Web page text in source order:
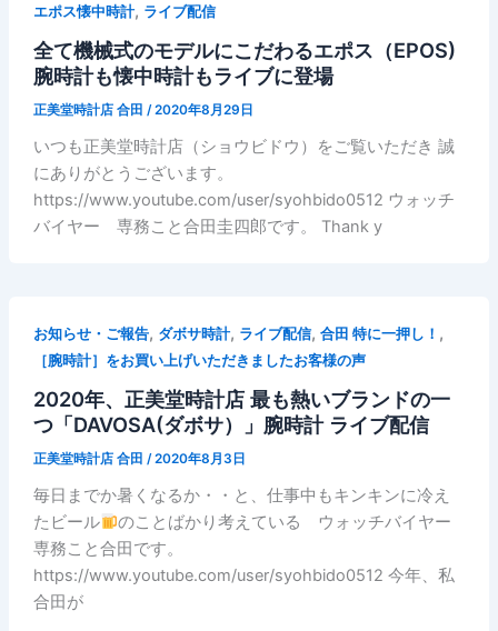
エポス懐中時計, ライブ配信
全て機械式のモデルにこだわるエポス（EPOS)
腕時計も懐中時計もライブに登場
正美堂時計店 合田 /2020年8月29日
いつも正美堂時計店（ショウビドウ）をご覧いただき 誠
にありがとうございます。
https://www.youtube.com/user/syohbido0512 ウォッチ
バイヤー 専務こと合田圭四郎です。 Thank y
お知らせ・ご報告, ダボサ時計, ライブ配信, 合田 特に一押し！ ,
［腕時計］をお買い上げいただきましたお客様の声
2020年、正美堂時計店 最も熱いブランドの一
つ「DAVOSA(ダボサ）」腕時計 ライブ配信
正美堂時計店 合田 /2020年8月3日
毎日までか暑くなるか・・と、仕事中もキンキンに冷え
たビール
のことばかり考えている ウォッチバイヤー
専務こと合田です。
https://www.youtube.com/user/syohbido0512 今年、私
合田が